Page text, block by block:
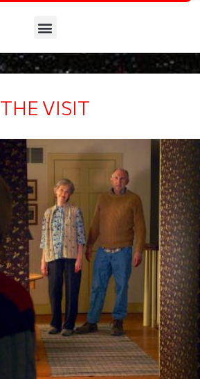
Menu
THE VISIT